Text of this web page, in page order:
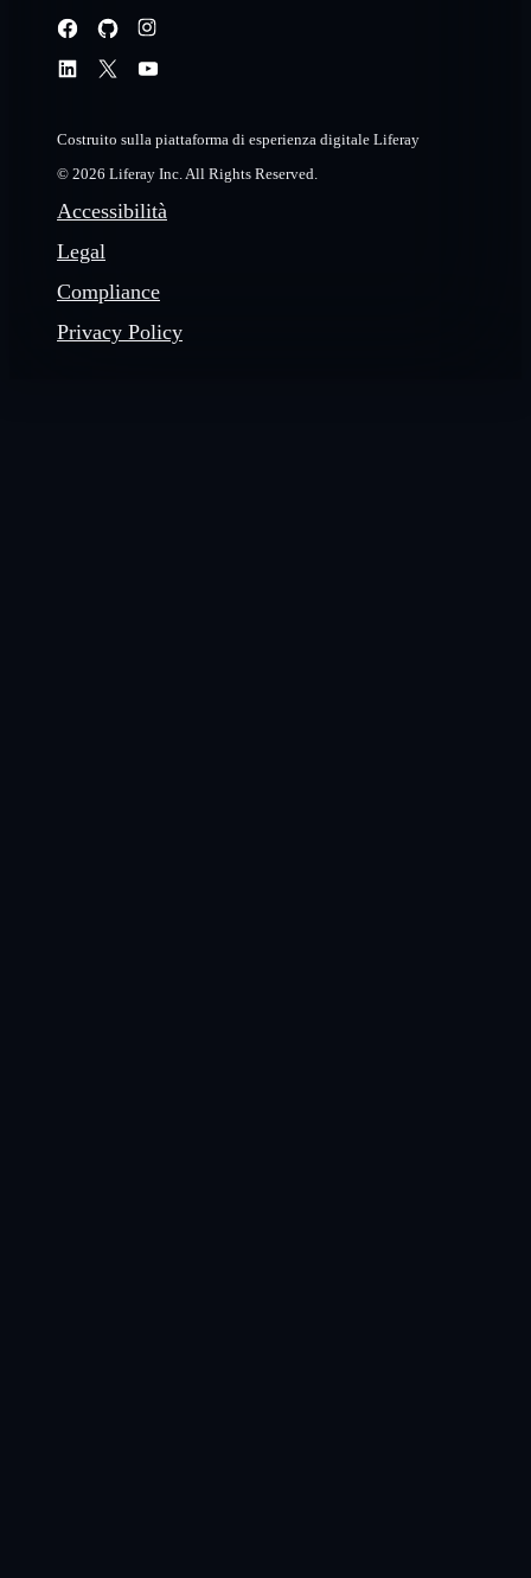
Costruito sulla piattaforma di esperienza digitale Liferay
© 2026 Liferay Inc. All Rights Reserved.
Accessibilità
Legal
Compliance
Privacy Policy